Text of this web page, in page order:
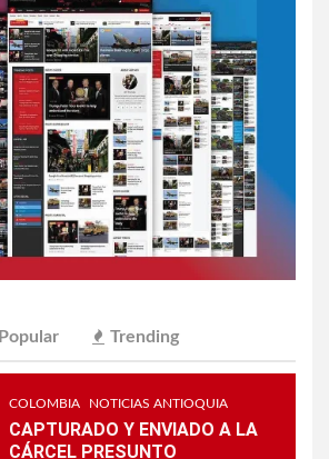
Popular Trending
COLOMBIA NOTICIAS ANTIOQUIA
CAPTURADO Y ENVIADO A LA
CÁRCEL PRESUNTO